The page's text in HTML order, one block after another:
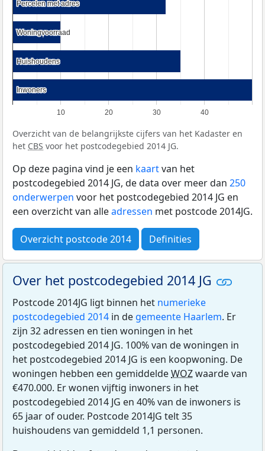
10 20 30 40
Percelen met adres
Percelen met adres
Woningvoorraad
Woningvoorraad
Huishoudens
Huishoudens
Inwoners
Inwoners
Overzicht van de belangrijkste cijfers van het Kadaster en
het CBS voor het postcodegebied 2014 JG.
Op deze pagina vind je een kaartvan het
postcodegebied 2014 JG, de data over meer dan 250
onderwerpen voor het postcodegebied 2014 JG en
een overzicht van alleadressen met postcode 2014JG.
Overzicht postcode 2014 Definities
Over het postcodegebied 2014 JG
Postcode 2014JG ligt binnen het numerieke
postcodegebied 2014 in de gemeente Haarlem. Er
zijn 32 adressen en tien woningen in het
postcodegebied 2014 JG. 100% van de woningen in
het postcodegebied 2014 JG is een koopwoning. De
woningen hebben een gemiddeldeWOZwaarde van
€470.000. Er wonen vijftig inwoners in het
postcodegebied 2014 JG en 40% van de inwoners is
65 jaar of ouder. Postcode 2014JG telt 35
huishoudens van gemiddeld 1,1 personen.